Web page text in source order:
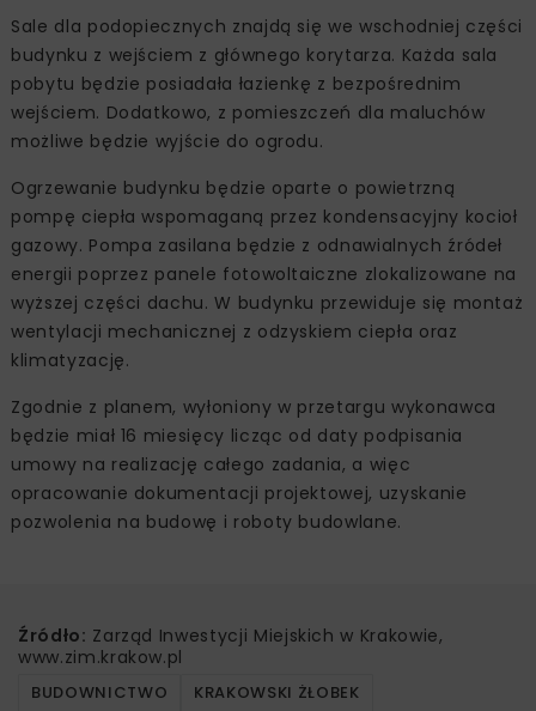
Sale dla podopiecznych znajdą się we wschodniej części
budynku z wejściem z głównego korytarza. Każda sala
pobytu będzie posiadała łazienkę z bezpośrednim
wejściem. Dodatkowo, z pomieszczeń dla maluchów
możliwe będzie wyjście do ogrodu.
Ogrzewanie budynku będzie oparte o powietrzną
pompę ciepła wspomaganą przez kondensacyjny kocioł
gazowy. Pompa zasilana będzie z odnawialnych źródeł
energii poprzez panele fotowoltaiczne zlokalizowane na
wyższej części dachu. W budynku przewiduje się montaż
wentylacji mechanicznej z odzyskiem ciepła oraz
klimatyzację.
Zgodnie z planem, wyłoniony w przetargu wykonawca
będzie miał 16 miesięcy licząc od daty podpisania
umowy na realizację całego zadania, a więc
opracowanie dokumentacji projektowej, uzyskanie
pozwolenia na budowę i roboty budowlane.
Źródło: Zarząd Inwestycji Miejskich w Krakowie,
www.zim.krakow.pl
BUDOWNICTWO KRAKOWSKI ŻŁOBEK